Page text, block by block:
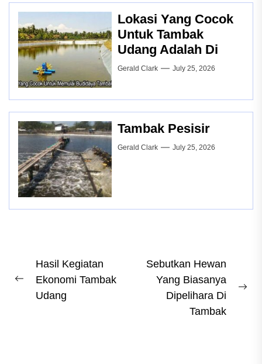
Lokasi Yang Cocok
Untuk Tambak
Udang Adalah Di
Gerald Clark July 25, 2026
Tambak Pesisir
Gerald Clark July 25, 2026
Post
navigation
Previous
Hasil Kegiatan
Ekonomi Tambak
Udang
Sebutkan Hewan
Yang Biasanya
Dipelihara Di
Tambak